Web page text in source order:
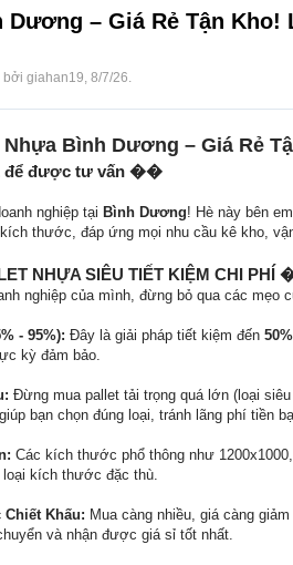
– Giá Rẻ Tận Kho!
bởi giahan19, 8/7/26.
Bình Dương – Giá Rẻ
để được tư vấn ��
nghiệp tại Bình Dương! Hè này bên
thước, đáp ứng mọi nhu cầu kê kho,
NHỰA SIÊU TIẾT KIỆM CHI PHÍ
nghiệp của mình, đừng bỏ qua các mẹo
- 95%): Đây là giải pháp tiết kiệm đến
kỳ đảm bảo.
Đừng mua pallet tải trọng quá lớn (loại
bạn chọn đúng loại, tránh lãng phí tiền
Các kích thước phổ thông như
kích thước đặc thù.
Khấu: Mua càng nhiều, giá càng
và nhận được giá sỉ tốt nhất.